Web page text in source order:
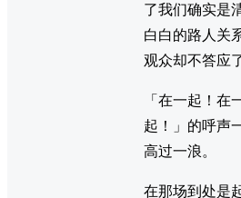
了我们确实是
白白的路人关
观众却不答应
「在一起！在
起！」的呼声
高过一浪。
在那场到处是